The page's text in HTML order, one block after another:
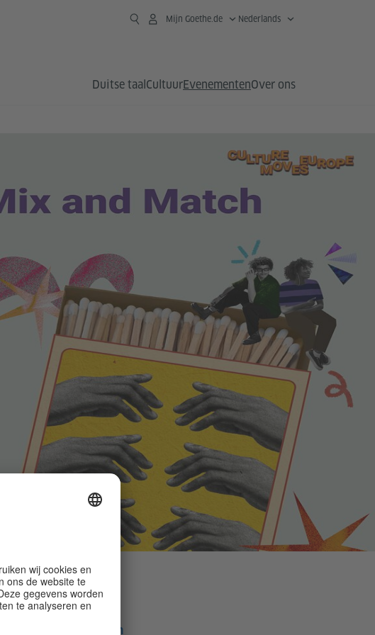
Mijn Goethe.de Nederlands
Duitse taal CultuurEvenementenOver ons
Delen